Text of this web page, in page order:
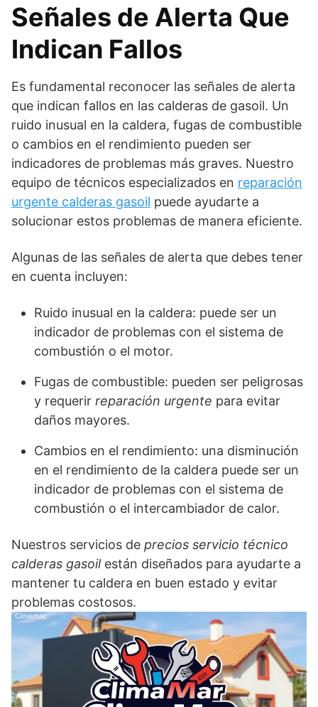
Señales de Alerta Que
Indican Fallos
Es fundamental reconocer las señales de alerta
que indican fallos en las calderas de gasoil. Un
ruido inusual en la caldera, fugas de combustible
o cambios en el rendimiento pueden ser
indicadores de problemas más graves. Nuestro
equipo de técnicos especializados en reparación
urgente calderas gasoil puede ayudarte a
solucionar estos problemas de manera eficiente.
Algunas de las señales de alerta que debes tener
en cuenta incluyen:
Ruido inusual en la caldera: puede ser un
indicador de problemas con el sistema de
combustión o el motor.
Fugas de combustible: pueden ser peligrosas
y requerir reparación urgente para evitar
daños mayores.
Cambios en el rendimiento: una disminución
en el rendimiento de la caldera puede ser un
indicador de problemas con el sistema de
combustión o el intercambiador de calor.
Nuestros servicios de precios servicio técnico
calderas gasoilestán diseñados para ayudarte a
mantener tu caldera en buen estado y evitar
problemas costosos.